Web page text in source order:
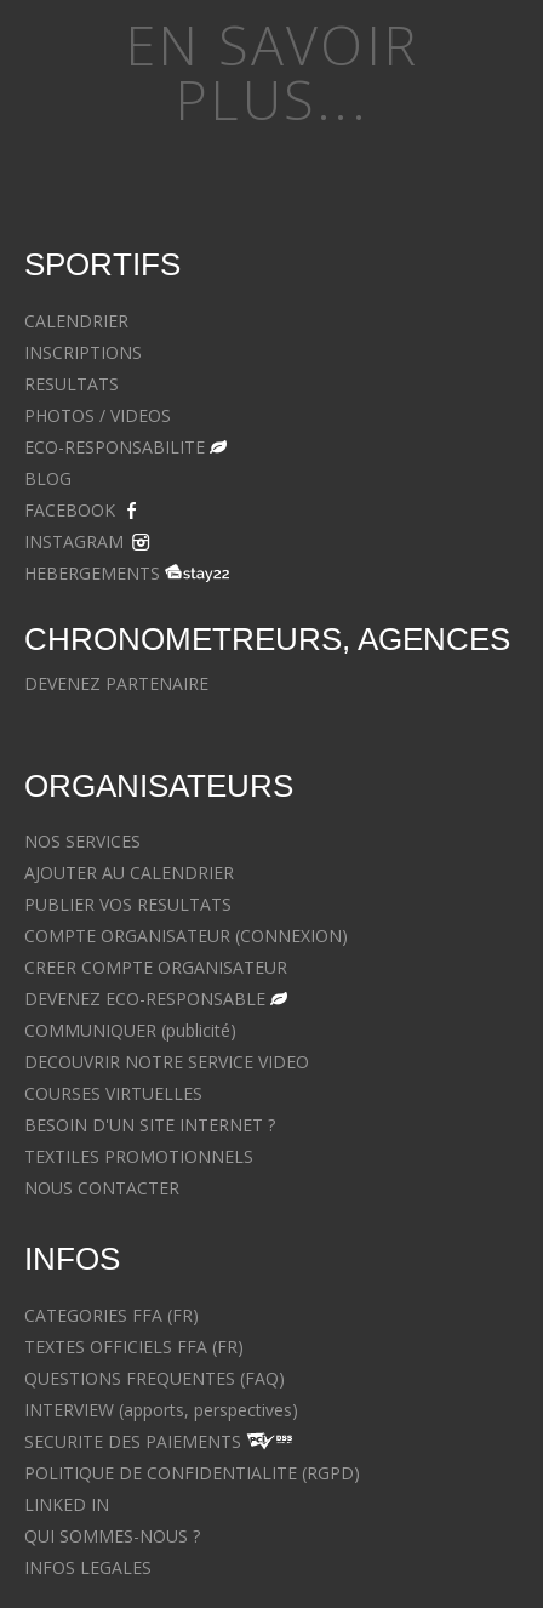
EN SAVOIR
PLUS...
SPORTIFS
CALENDRIER
INSCRIPTIONS
RESULTATS
PHOTOS / VIDEOS
ECO-RESPONSABILITE
BLOG
FACEBOOK
INSTAGRAM
HEBERGEMENTS
CHRONOMETREURS, AGENCES
DEVENEZ PARTENAIRE
ORGANISATEURS
NOS SERVICES
AJOUTER AU CALENDRIER
PUBLIER VOS RESULTATS
COMPTE ORGANISATEUR (CONNEXION)
CREER COMPTE ORGANISATEUR
DEVENEZ ECO-RESPONSABLE
COMMUNIQUER (publicité)
DECOUVRIR NOTRE SERVICE VIDEO
COURSES VIRTUELLES
BESOIN D'UN SITE INTERNET ?
TEXTILES PROMOTIONNELS
NOUS CONTACTER
INFOS
CATEGORIES FFA (FR)
TEXTES OFFICIELS FFA (FR)
QUESTIONS FREQUENTES (FAQ)
INTERVIEW (apports, perspectives)
SECURITE DES PAIEMENTS
POLITIQUE DE CONFIDENTIALITE (RGPD)
LINKED IN
QUI SOMMES-NOUS ?
INFOS LEGALES